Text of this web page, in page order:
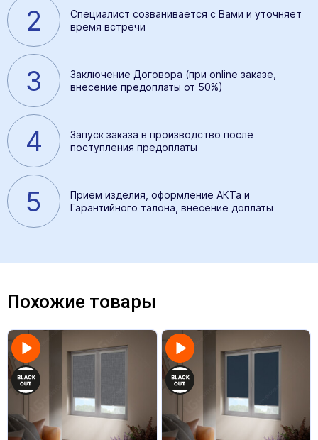
2
Специалист созванивается с Вами и уточняет
время встречи
3
Заключение Договора (при online заказе,
внесение предоплаты от 50%)
4
Запуск заказа в производство после
поступления предоплаты
5
Прием изделия, оформление АКТа и
Гарантийного талона, внесение доплаты
Похожие товары